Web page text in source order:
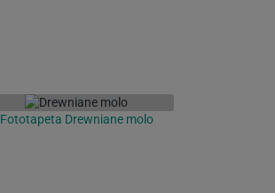
Fototapeta Drewniane molo